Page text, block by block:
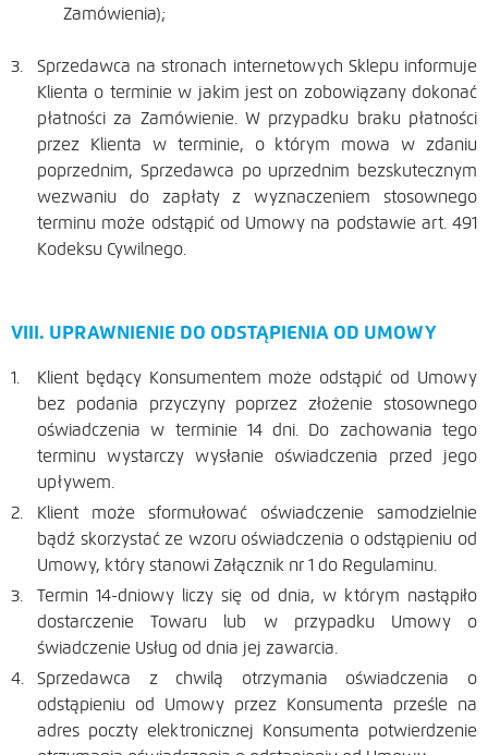
Zamówienia);
Sprzedawca na stronach internetowych Sklepu informuje
Klienta o terminie w jakim jest on zobowiązany dokonać
płatności za Zamówienie. W przypadku braku płatności
przez Klienta w terminie, o którym mowa w zdaniu
poprzednim, Sprzedawca po uprzednim bezskutecznym
wezwaniu do zapłaty z wyznaczeniem stosownego
terminu może odstąpić od Umowy na podstawie art. 491
Kodeksu Cywilnego.
VIII. UPRAWNIENIE DO ODSTĄPIENIA OD UMOWY
Klient będący Konsumentem może odstąpić od Umowy
bez podania przyczyny poprzez złożenie stosownego
oświadczenia w terminie 14 dni. Do zachowania tego
terminu wystarczy wysłanie oświadczenia przed jego
upływem.
Klient może sformułować oświadczenie samodzielnie
bądź skorzystać ze wzoru oświadczenia o odstąpieniu od
Umowy, który stanowi Załącznik nr 1 do Regulaminu.
Termin 14-dniowy liczy się od dnia, w którym nastąpiło
dostarczenie Towaru lub w przypadku Umowy o
świadczenie Usług od dnia jej zawarcia.
Sprzedawca z chwilą otrzymania oświadczenia o
odstąpieniu od Umowy przez Konsumenta prześle na
adres poczty elektronicznej Konsumenta potwierdzenie